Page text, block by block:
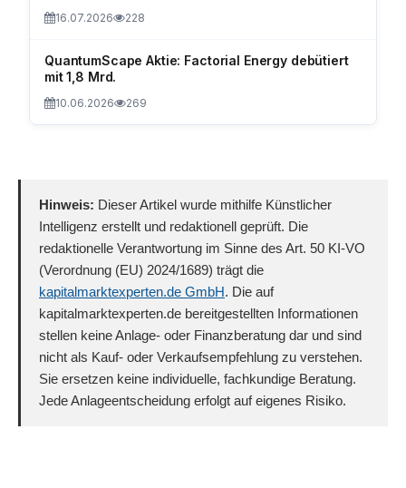
16.07.2026 228
QuantumScape Aktie: Factorial Energy debütiert
mit 1,8 Mrd.
10.06.2026 269
Hinweis: Dieser Artikel wurde mithilfe Künstlicher
Intelligenz erstellt und redaktionell geprüft. Die
redaktionelle Verantwortung im Sinne des Art. 50 KI-VO
(Verordnung (EU) 2024/1689) trägt die
kapitalmarktexperten.de GmbH. Die auf
kapitalmarktexperten.de bereitgestellten Informationen
stellen keine Anlage- oder Finanzberatung dar und sind
nicht als Kauf- oder Verkaufsempfehlung zu verstehen.
Sie ersetzen keine individuelle, fachkundige Beratung.
Jede Anlageentscheidung erfolgt auf eigenes Risiko.